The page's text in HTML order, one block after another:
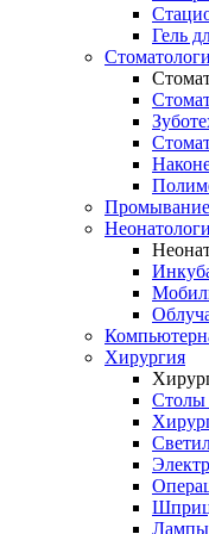
Гель
Промывание
Хирургия
Столы
Лампы